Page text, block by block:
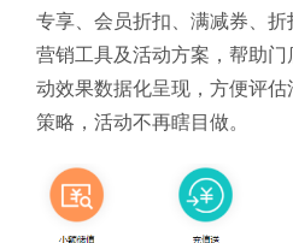
专享、会员折扣、满减券、
营销工具及活动方案，帮助
动效果数据化呈现，方便评
策略，活动不再瞎目